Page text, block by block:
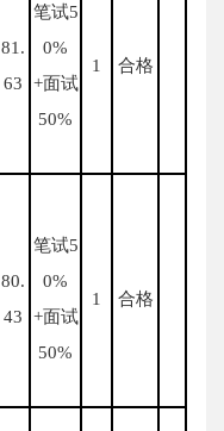
81.
63
笔试5
0%
+面试
50%
1 合格
80.
43
笔试5
0%
+面试
50%
1 合格